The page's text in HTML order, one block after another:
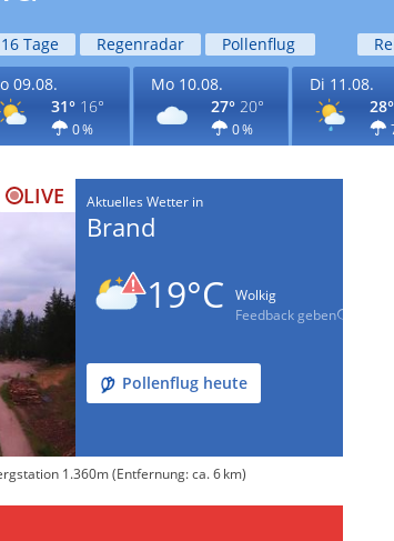
16 Tage Regenradar Pollenflug
09.08.
31° 16°
0 %
Mo 10.08.
27° 20°
0 %
Di 11.08.
28°
LIVE Aktuelles Wetter in
Brand
19°C
Wolkig
Feedback geben
Pollenflug heute
1.360m (Entfernung: ca. 6 km)